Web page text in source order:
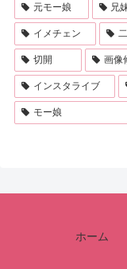
元モー娘 兄
イメチェン
切開 画像
インスタライブ
モー娘
ホーム